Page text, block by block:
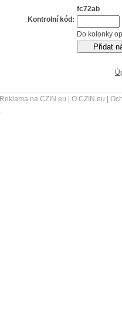
fc72ab
Kontrolní kód:
Do kolonky
Reklama na CZIN.eu O CZIN.eu